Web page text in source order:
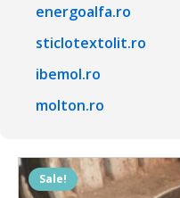
energoalfa.ro
sticlotextolit.ro
ibemol.ro
molton.ro
Sale!